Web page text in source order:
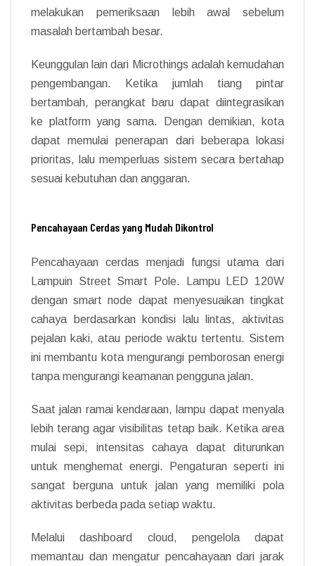
melakukan pemeriksaan lebih awal sebelum
masalah bertambah besar.
Keunggulan lain dari Microthings adalah kemudahan
pengembangan. Ketika jumlah tiang pintar
bertambah, perangkat baru dapat diintegrasikan
ke platform yang sama. Dengan demikian, kota
dapat memulai penerapan dari beberapa lokasi
prioritas, lalu memperluas sistem secara bertahap
sesuai kebutuhan dan anggaran.
Pencahayaan Cerdas yang Mudah Dikontrol
Pencahayaan cerdas menjadi fungsi utama dari
Lampuin Street Smart Pole. Lampu LED 120W
dengan smart node dapat menyesuaikan tingkat
cahaya berdasarkan kondisi lalu lintas, aktivitas
pejalan kaki, atau periode waktu tertentu. Sistem
ini membantu kota mengurangi pemborosan energi
tanpa mengurangi keamanan pengguna jalan.
Saat jalan ramai kendaraan, lampu dapat menyala
lebih terang agar visibilitas tetap baik. Ketika area
mulai sepi, intensitas cahaya dapat diturunkan
untuk menghemat energi. Pengaturan seperti ini
sangat berguna untuk jalan yang memiliki pola
aktivitas berbeda pada setiap waktu.
Melalui dashboard cloud, pengelola dapat
memantau dan mengatur pencahayaan dari jarak